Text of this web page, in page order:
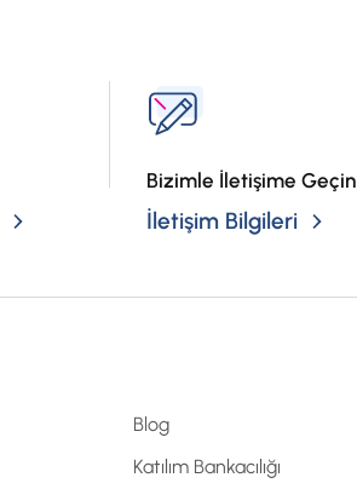
Bizimle İletişime Geçin
İletişim Bilgileri
Blog
Katılım Bankacılığı